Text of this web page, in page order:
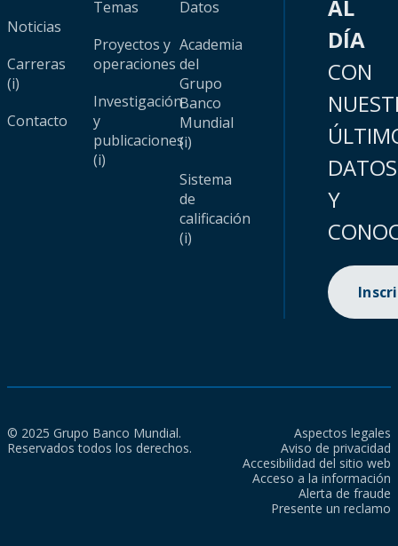
Noticias
Carreras
(i)
Contacto
Temas
Proyectos y
operaciones
Investigación
y
publicaciones
(i)
Datos
Academia
del
Grupo
Banco
Mundial
(i)
Sistema
de
calificación
(i)
AL
DÍA
CON
DATOS
Y
© 2025 Grupo Banco Mundial.
Reservados todos los derechos.
Aspectos legales
Aviso de privacidad
Accesibilidad del sitio web
Acceso a la información
Alerta de fraude
Presente un reclamo